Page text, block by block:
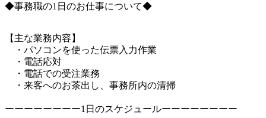
◆事務職の1日のお仕事について◆
【主な業務内容】
・パソコンを使った伝票入力作業
・電話応対
・電話での受注業務
・来客へのお茶出し、事務所内の清掃
ーーーーーーーー1日のスケジュールーーーーーーーー